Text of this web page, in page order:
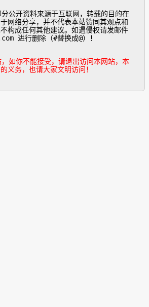
网络分享，并不代表本站赞同其观点和
构成任何其他建议。如遇侵权请发邮件
进行删除（#替换成@）！
如你不能接受，请退出访问本网站，本
义务，也请大家文明访问！